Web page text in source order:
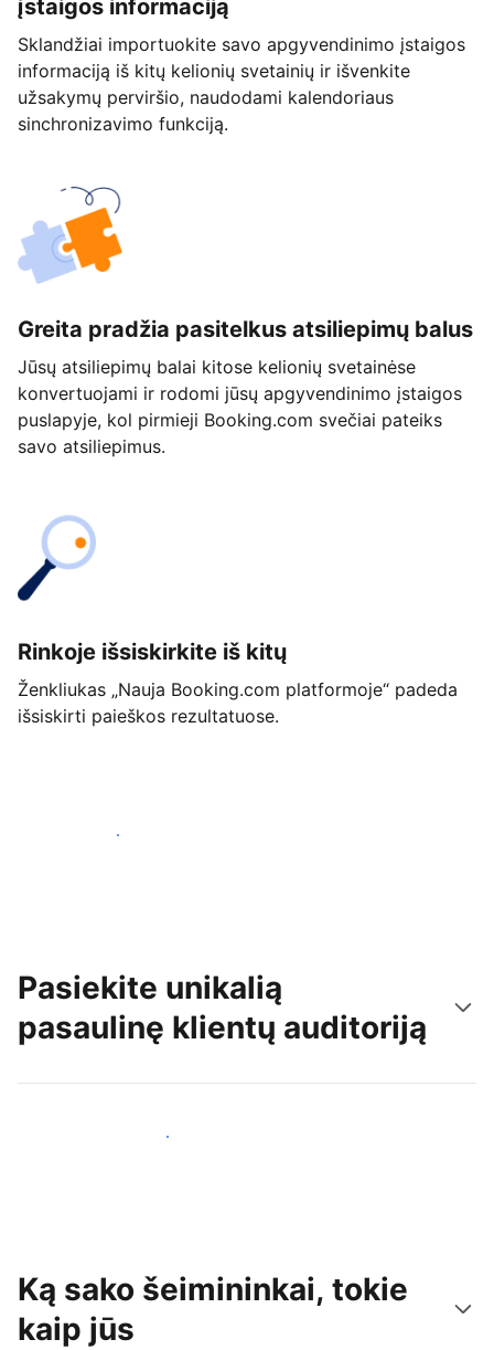
įstaigos informaciją
Sklandžiai importuokite savo apgyvendinimo įstaigos
informaciją iš kitų kelionių svetainių ir išvenkite
užsakymų perviršio, naudodami kalendoriaus
sinchronizavimo funkciją.
Greita pradžia pasitelkus atsiliepimų balus
Jūsų atsiliepimų balai kitose kelionių svetainėse
konvertuojami ir rodomi jūsų apgyvendinimo įstaigos
puslapyje, kol pirmieji Booking.com svečiai pateiks
savo atsiliepimus.
Rinkoje išsiskirkite iš kitų
Ženkliukas „Nauja Booking.com platformoje“ padeda
išsiskirti paieškos rezultatuose.
Pradėti jau šiandien
Pasiekite unikalią
pasaulinę klientų auditoriją
Pritraukti naujų svečių šiandien
Ką sako šeimininkai, tokie
kaip jūs